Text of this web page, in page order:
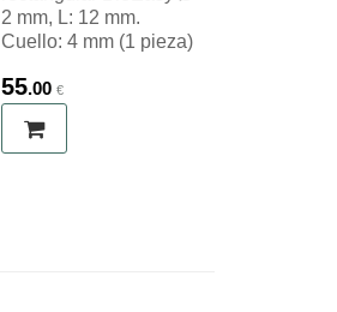
2 mm, L: 12 mm.
Cuello: 4 mm (1 pieza)
55.00 €